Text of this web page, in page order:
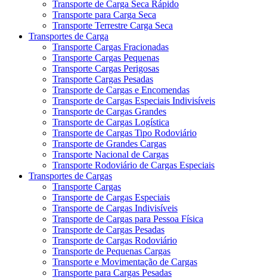
Transporte de Carga Seca Rápido
Transporte para Carga Seca
Transporte Terrestre Carga Seca
Transportes de Carga
Transporte Cargas Fracionadas
Transporte Cargas Pequenas
Transporte Cargas Perigosas
Transporte Cargas Pesadas
Transporte de Cargas e Encomendas
Transporte de Cargas Especiais Indivisíveis
Transporte de Cargas Grandes
Transporte de Cargas Logística
Transporte de Cargas Tipo Rodoviário
Transporte de Grandes Cargas
Transporte Nacional de Cargas
Transporte Rodoviário de Cargas Especiais
Transportes de Cargas
Transporte Cargas
Transporte de Cargas Especiais
Transporte de Cargas Indivisíveis
Transporte de Cargas para Pessoa Física
Transporte de Cargas Pesadas
Transporte de Cargas Rodoviário
Transporte de Pequenas Cargas
Transporte e Movimentação de Cargas
Transporte para Cargas Pesadas